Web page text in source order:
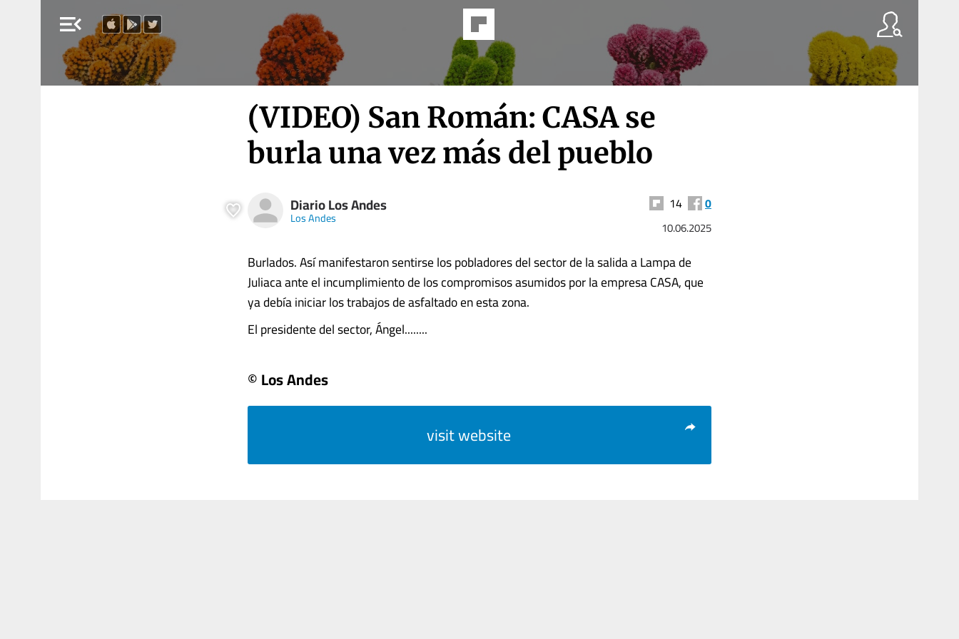
menu_open
(VIDEO) San Román: CASA se
burla una vez más del pueblo
Diario Los Andes
Los Andes
14 0
10.06.2025
Burlados. Así manifestaron sentirse los pobladores del sector de la salida a Lampa de
Juliaca ante el incumplimiento de los compromisos asumidos por la empresa CASA, que
ya debía iniciar los trabajos de asfaltado en esta zona.
El presidente del sector, Ángel........
© Los Andes
visit website